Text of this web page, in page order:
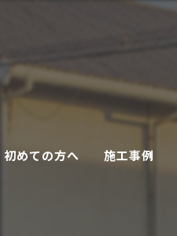
初めての方へ 施工事例
外壁・屋根リ